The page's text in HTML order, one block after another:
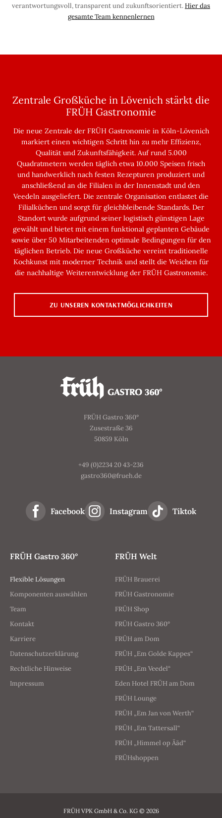
verantwortungsvoll, transparent und zukunftsorientiert.Hier das
gesamte Team kennenlernen
Zentrale Großküche in Lövenich stärkt die
FRÜH Gastronomie
Die neue Zentrale der FRÜH Gastronomie in Köln-Lövenich
markiert einen wichtigen Schritt hin zu mehr Effizienz,
Qualität und Zukunftsfähigkeit. Auf rund 5.000
Quadratmetern werden täglich etwa 10.000 Speisen frisch
und handwerklich nach festen Rezepturen produziert und
anschließend an die Filialen in der Innenstadt und den
Veedeln ausgeliefert. Die zentrale Organisation entlastet die
Filialküchen und sorgt für gleichbleibende Standards. Der
Standort wurde aufgrund seiner logistisch günstigen Lage
gewählt und bietet mit einem funktional geplanten Gebäude
sowie über 50 Mitarbeitenden optimale Bedingungen für den
täglichen Betrieb. Die neue Großküche vereint traditionelle
Kochkunst mit moderner Technik und stellt die Weichen für
die nachhaltige Weiterentwicklung der FRÜH Gastronomie.
ZU UNSEREN KONTAKTMÖGLICHKEITEN
FRÜH Gastro 360°
Zusestraße 36
50859 Köln
+49 (0)2234 20 43-236
gastro360@frueh.de
Facebook Instagram Tiktok
FRÜH Gastro 360°
Flexible Lösungen
Komponenten auswählen
Team
Kontakt
Karriere
Datenschutzerklärung
Rechtliche Hinweise
Impressum
FRÜH Welt
FRÜH Brauerei
FRÜH Gastronomie
FRÜH Shop
FRÜH Gastro 360°
FRÜH am Dom
FRÜH „Em Golde Kappes“
FRÜH „Em Veedel“
Eden Hotel FRÜH am Dom
FRÜH Lounge
FRÜH „Em Jan von Werth“
FRÜH „Em Tattersall“
FRÜH „Himmel op Ääd“
FRÜHshoppen
FRÜH VPK GmbH & Co. KG © 2026